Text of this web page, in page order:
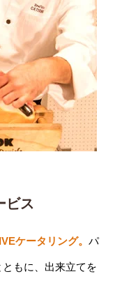
ビス
ケータリング。パ
もに、出来立てを